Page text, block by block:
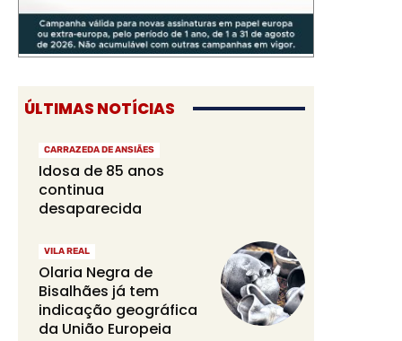
ÚLTIMAS NOTÍCIAS
CARRAZEDA DE ANSIÃES
Idosa de 85 anos
continua
desaparecida
VILA REAL
Olaria Negra de
Bisalhães já tem
indicação geográfica
da União Europeia